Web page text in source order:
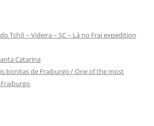
Tchô – Videira – SC – Lá no Frai expedition
Catarina
bonitas de Fraiburgo / One of the most